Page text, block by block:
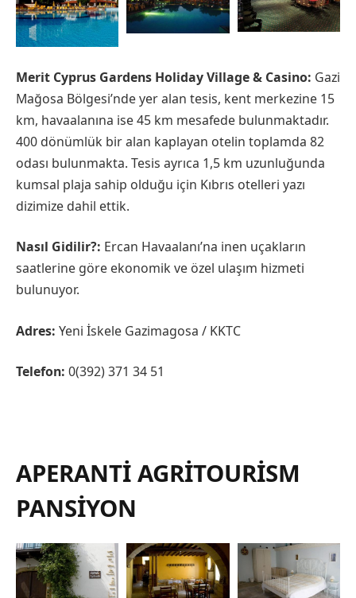
Merit Cyprus Gardens Holiday Village & Casino: Gazi
Mağosa Bölgesi’nde yer alan tesis, kent merkezine 15
km, havaalanına ise 45 km mesafede bulunmaktadır.
400 dönümlük bir alan kaplayan otelin toplamda 82
odası bulunmakta. Tesis ayrıca 1,5 km uzunluğunda
kumsal plaja sahip olduğu için Kıbrıs otelleri yazı
dizimize dahil ettik.
Nasıl Gidilir?: Ercan Havaalanı’na inen uçakların
saatlerine göre ekonomik ve özel ulaşım hizmeti
bulunuyor.
Adres: Yeni İskele Gazimagosa / KKTC
Telefon: 0(392) 371 34 51
APERANTI AGRITOURISM
PANSIYON